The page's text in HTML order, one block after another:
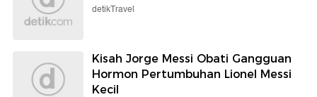
detikTravel
Kisah Jorge Messi Obati Gangguan
Hormon Pertumbuhan Lionel Messi
Kecil